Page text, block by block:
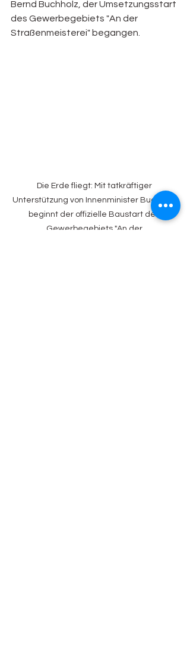
Bernd Buchholz, der Umsetzungsstart
des Gewerbegebiets "An der
Straßenmeisterei" begangen.
Die Erde fliegt: Mit tatkräftiger
Unterstützung von Innenminister Buchholz
beginnt der offizielle Baustart des
Gewerbegebiets "An der